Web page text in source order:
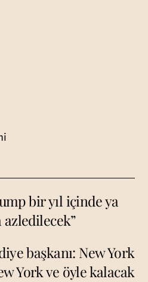
bir yıl içinde ya
başkanı: New York
York ve öyle kalacak